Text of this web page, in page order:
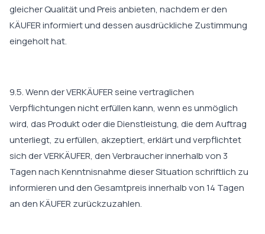
gleicher Qualität und Preis anbieten, nachdem er den
KÄUFER informiert und dessen ausdrückliche Zustimmung
eingeholt hat.
9.5. Wenn der VERKÄUFER seine vertraglichen
Verpflichtungen nicht erfüllen kann, wenn es unmöglich
wird, das Produkt oder die Dienstleistung, die dem Auftrag
unterliegt, zu erfüllen, akzeptiert, erklärt und verpflichtet
sich der VERKÄUFER, den Verbraucher innerhalb von 3
Tagen nach Kenntnisnahme dieser Situation schriftlich zu
informieren und den Gesamtpreis innerhalb von 14 Tagen
an den KÄUFER zurückzuzahlen.